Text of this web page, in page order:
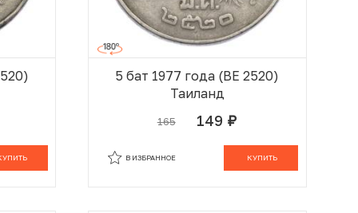
5 бат 1977 года (BE 2520)
Таиланд
165 149 руб.
КУПИТЬ
В ИЗБРАННОЕ